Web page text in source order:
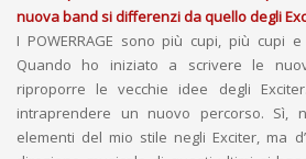
nuova band si differenzi da quello degli
I POWERRAGE sono più cupi, più cupi
Quando ho iniziato a scrivere le
riproporre le vecchie idee degli
intraprendere un nuovo percorso. Sì,
elementi del mio stile negli Exciter, ma